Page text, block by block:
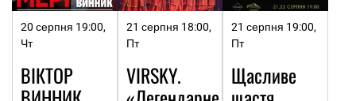
20 серпня 19:00,
Чт
ВІКТОР
21 серпня 18:00,
Пт
VIRSKY.
21 серпня 19:00,
Пт
Щасливе